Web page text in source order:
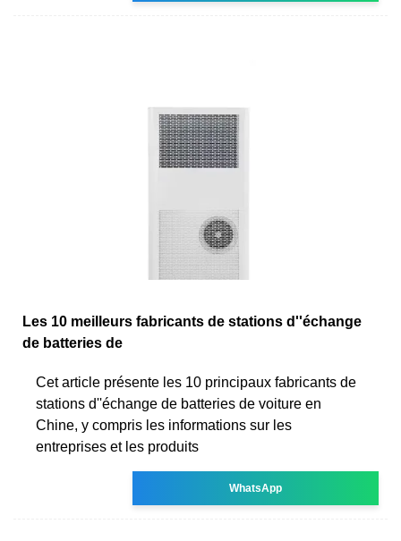
Les 10 meilleurs fabricants de stations d''échange
de batteries de
Cet article présente les 10 principaux fabricants de
stations d''échange de batteries de voiture en
Chine, y compris les informations sur les
entreprises et les produits
WhatsApp